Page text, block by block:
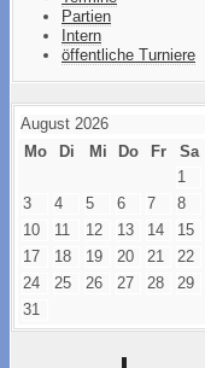
Partien
Intern
öffentliche Turniere
August 2026
Mo
Di Mi Do Fr Sa
1
3
4 5 6 7 8
10
11 12 13 14 15
17
18 19 20 21 22
24
25 26 27 28 29
31